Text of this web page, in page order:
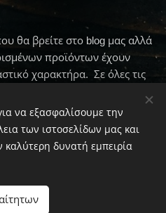
θα βρείτε στο blog μας αλλά
προϊόντων έχουν
χαρακτήρα. Σε όλες τις
By Φαίη Μπουλμπασάκου
να εξασφαλίσουμε την
των ιστοσελίδων μας και
δυνατή εμπειρία